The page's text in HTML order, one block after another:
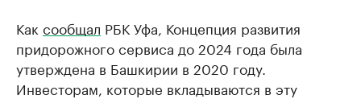
Как сообщал РБК Уфа, Концепция развития
придорожного сервиса до 2024 года была
утверждена в Башкирии в 2020 году.
Инвесторам, которые вкладываются в эту